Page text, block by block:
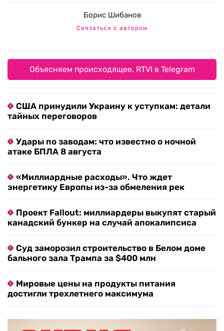
Борис Шибанов
Связаться с автором
Объясняем происходящее. RTVI в Telegram
США принудили Украину к уступкам: детали
тайных переговоров
Удары по заводам: что известно о ночной
атаке БПЛА 8 августа
«Миллиардные расходы». Что ждет
энергетику Европы из-за обмеления рек
Проект Fallout: миллиардеры выкупят старый
канадский бункер на случай апокалипсиса
Суд заморозил строительство в Белом доме
бального зала Трампа за $400 млн
Мировые цены на продукты питания
достигли трехлетнего максимума